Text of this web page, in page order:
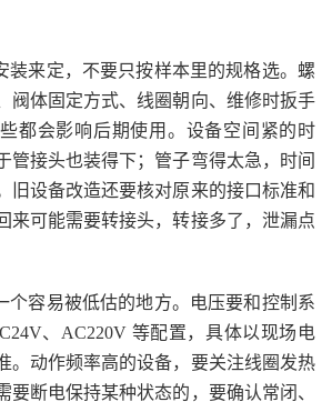
装来定，不要只按样本里的规格选。螺
阀体固定方式、线圈朝向、维修时扳手
都会影响后期使用。设备空间紧的时
管接头也装得下；管子弯得太急，时间
旧设备改造还要核对原来的接口标准和
来可能需要转接头，转接多了，泄漏点
个容易被低估的地方。电压要和控制系
、AC220V 等配置，具体以现场电
。动作频率高的设备，要关注线圈发热
要断电保持某种状态的，要确认常闭、